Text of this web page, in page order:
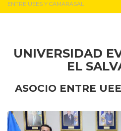
ENTRE UEES Y CAMARASAL
UNIVERSIDAD
EL
ASOCIO ENTRE